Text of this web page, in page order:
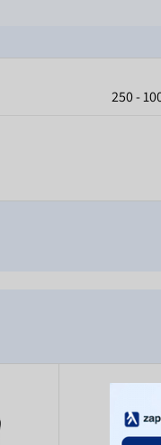
100 -